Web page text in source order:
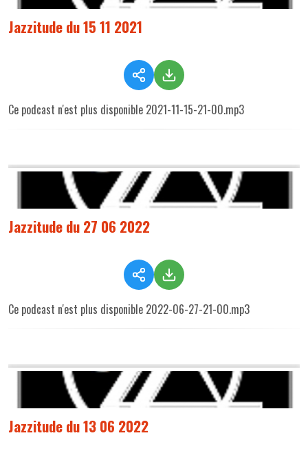
Jazzitude du 15 11 2021
Ce podcast n'est plus disponible 2021-11-15-21-00.mp3
Jazzitude du 27 06 2022
Ce podcast n'est plus disponible 2022-06-27-21-00.mp3
Jazzitude du 13 06 2022